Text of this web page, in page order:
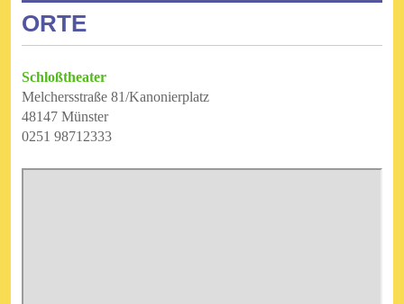
ORTE
Schloßtheater
Melchersstraße 81/Kanonierplatz
48147 Münster
0251 98712333